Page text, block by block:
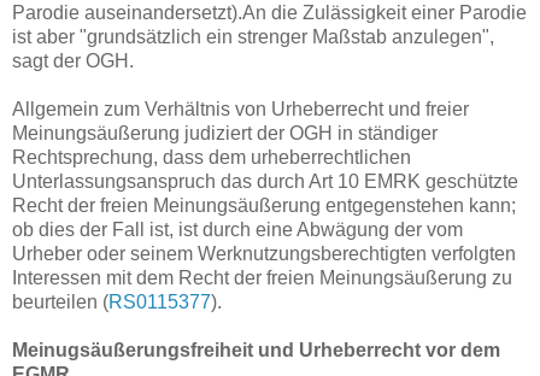
Parodie auseinandersetzt).An die Zulässigkeit einer Parodie
ist aber "grundsätzlich ein strenger Maßstab anzulegen",
sagt der OGH.
Allgemein zum Verhältnis von Urheberrecht und freier
Meinungsäußerung judiziert der OGH in ständiger
Rechtsprechung, dass dem urheberrechtlichen
Unterlassungsanspruch das durch Art 10 EMRK geschützte
Recht der freien Meinungsäußerung entgegenstehen kann;
ob dies der Fall ist, ist durch eine Abwägung der vom
Urheber oder seinem Werknutzungsberechtigten verfolgten
Interessen mit dem Recht der freien Meinungsäußerung zu
beurteilen (RS0115377).
Meinugsäußerungsfreiheit und Urheberrecht vor dem